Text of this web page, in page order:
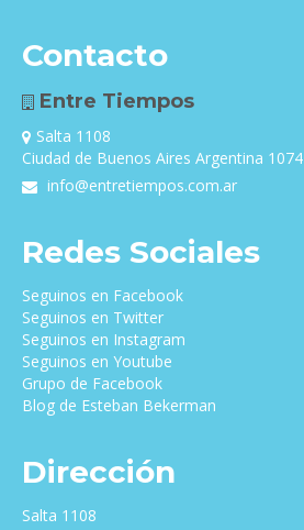
Contacto
Entre Tiempos
Salta 1108
Ciudad de Buenos Aires Argentina 1074
info@entretiempos.com.ar
Redes Sociales
Seguinos en Facebook
Seguinos en Twitter
Seguinos en Instagram
Seguinos en Youtube
Grupo de Facebook
Blog de Esteban Bekerman
Dirección
Salta 1108